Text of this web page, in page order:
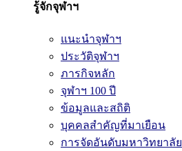
รู้จักจุฬาฯ
แนะนำจุฬาฯ
ประวัติจุฬาฯ
ภารกิจหลัก
จุฬาฯ 100 ปี
ข้อมูลและสถิติ
บุคคลสำคัญที่มาเยือน
การจัดอันดับมหาวิทยาลัย